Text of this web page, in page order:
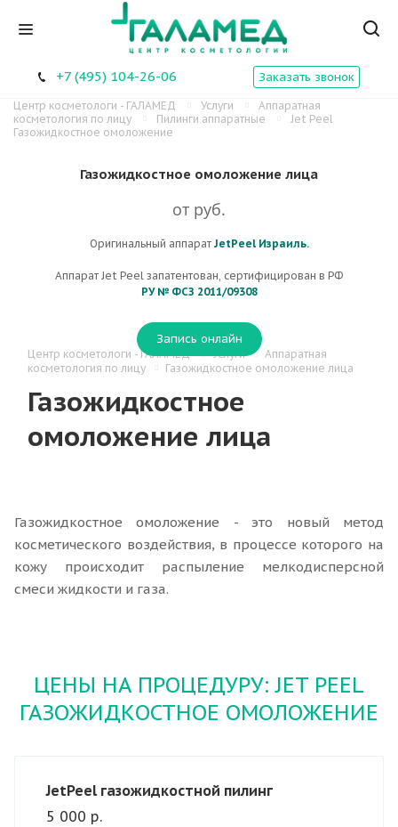
+7 (495) 104-26-06 Заказать звонок
Центр косметологи - ГАЛАМЕД Услуги
Аппаратная
косметология по лицу
Пилинги аппаратные
Jet Peel
Газожидкостное омоложение
Газожидкостное омоложение лица
от руб.
Оригинальный аппаратJetPeel Израиль.
Аппарат Jet Peel запатентован, сертифицирован в РФ
РУ № ФСЗ 2011/09308
Запись онлайн
Центр косметологи - ГАЛАМЕД Услуги
Аппаратная
косметология по лицу
Газожидкостное омоложение лица
Газожидкостное
омоложение лица
Газожидкостное омоложение - это новый метод
косметического воздействия, в процессе которого на
кожу происходит распыление мелкодисперсной
смеси жидкости и газа.
ЦЕНЫ НА ПРОЦЕДУРУ: JET PEEL
ГАЗОЖИДКОСТНОЕ ОМОЛОЖЕНИЕ
JetPeel газожидкостной пилинг
5 000 р.